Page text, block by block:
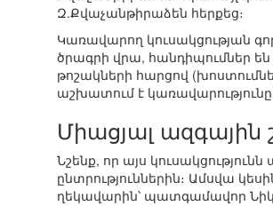
Զ.Քվաչանթիրաձեն հերքեց։
Կառավարող կուսակցության
ծրագրի վրա, հանդիպումներ
թոշակների հարցով
աշխատում է
Միացյալ ազգային
Նշենք, որ այս
ընտրություններին։ Ամսվա
ղեկավարին՝ պատգամավոր